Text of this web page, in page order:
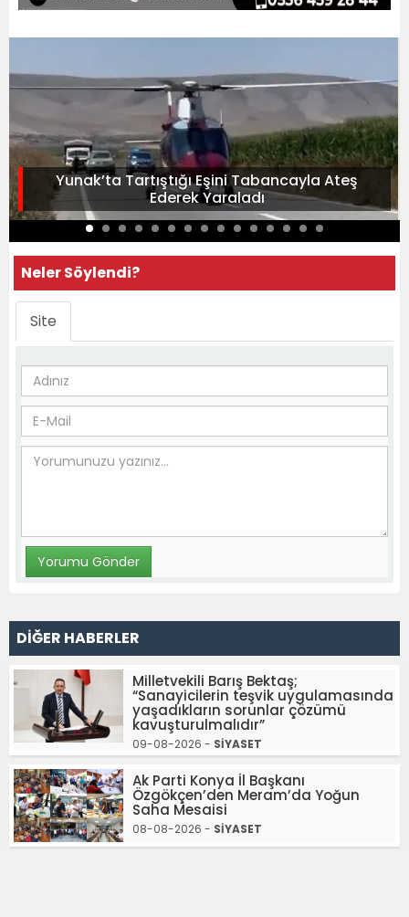
Yunak’ta Tartıştığı Eşini Tabancayla Ateş
Ederek Yaraladı
Neler Söylendi?
Site
DİĞER HABERLER
Milletvekili Barış Bektaş;
“Sanayicilerin teşvik uygulamasında
yaşadıkların sorunlar çözümü
kavuşturulmalıdır”
09-08-2026 - SİYASET
Ak Parti Konya İl Başkanı
Özgökçen’den Meram’da Yoğun
Saha Mesaisi
08-08-2026 - SİYASET